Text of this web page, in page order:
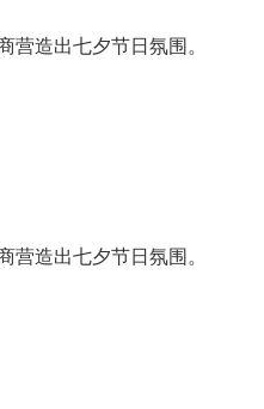
造出七夕节日氛围。
造出七夕节日氛围。